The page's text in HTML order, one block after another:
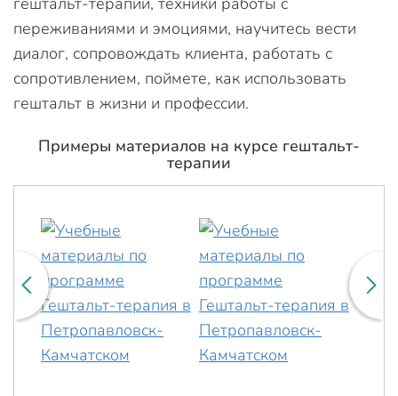
переживаниями и эмоциями, научитесь вести
диалог, сопровождать клиента, работать с
сопротивлением, поймете, как использовать
гештальт в жизни и профессии.
Примеры материалов на курсе гештальт-
терапии